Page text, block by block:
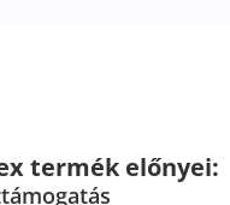
termék előnyei: